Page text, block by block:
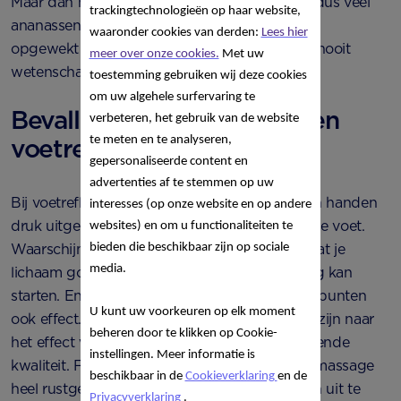
ananassen) nodig… Daarnaast: of de bevalling
opgewekt wordt door het eten van ananas is nooit
wetenschappelijk bewezen.
Bevalling opwekken met een
voetreflexmassage
Bij voetreflexmassage wordt er met vingers en handen
druk uitgeoefend op speciale drukpunten op je voet.
Waarschijnlijk zorgt voetreflexologie er voor dat je
lichaam goed ontspant, waardoor de bevalling kan
starten. En mogelijk heeft stimuleren van drukpunten
ook effect. Maar, de onderzoeken die gedaan zijn naar
het effect van voetreflexologie, zijn van wisselende
kwaliteit. Feit is natuurlijk wel dat zo’n voetenmassage
heel rustgevend is en het lekker is om gewoon uit te
trackingtechnologieën op haar website,
waaronder cookies van derden: Lees hier
meer over onze cookies. Met uw
toestemming gebruiken wij deze cookies
om uw algehele surfervaring te
verbeteren, het gebruik van de website
te meten en te analyseren,
gepersonaliseerde content en
advertenties af te stemmen op uw
interesses (op onze website en op andere
websites) en om u functionaliteiten te
bieden die beschikbaar zijn op sociale
media.
U kunt uw voorkeuren op elk moment
beheren door te klikken op Cookie-
instellingen. Meer informatie is
beschikbaar in de Cookieverklaring en de
Privacyverklaring .